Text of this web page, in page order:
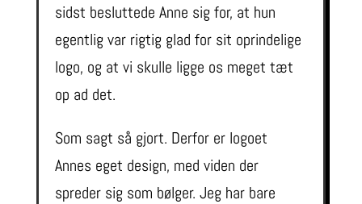
sidst besluttede Anne sig for, at hun
egentlig var rigtig glad for sit oprindelige
logo, og at vi skulle ligge os meget tæt
op ad det.
Som sagt så gjort. Derfor er logoet
Annes eget design, med viden der
spreder sig som bølger. Jeg har bare